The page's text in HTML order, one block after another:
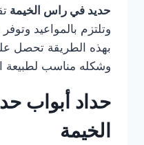
حديد في راس الخيمة
وتلتزم بالمواعيد
بهذه الطريقة تحصل
وشكله مناسب لطبيعة
حداد أبواب
الخيمة